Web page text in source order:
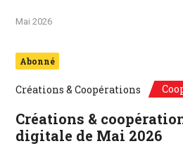
Mai 2026
Abonné
Créations & Coopérations
Créations &
digitale de Mai 2026